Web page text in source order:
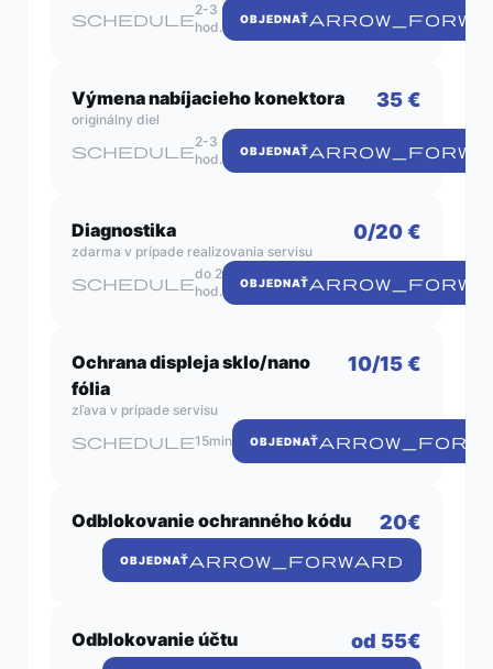
schedule
2-3
hod.
OBJEDNAŤ
Výmena nabíjacieho konektora
originálny diel
35 €
schedule
2-3
hod.
OBJEDNAŤ
Diagnostika
zdarma v prípade realizovania servisu
0/20 €
schedule
do 2
hod.
OBJEDNAŤ
Ochrana displeja sklo/nano
fólia
zľava v prípade servisu
10/15 €
schedule15min OBJEDNAŤ
Odblokovanie ochranného kódu 20€
OBJEDNAŤ ARROW_FORWARD
Odblokovanie účtu od 55€